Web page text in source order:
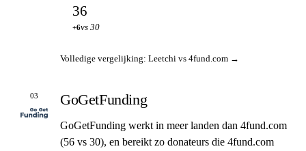
36
+6vs 30
Volledige vergelijking: Leetchi vs 4fund.com →
03 GoGetFunding
GoGetFunding werkt in meer landen dan 4fund.com
(56 vs 30), en bereikt zo donateurs die 4fund.com